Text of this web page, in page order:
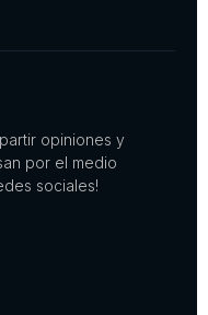
opiniones y
por el medio
sociales!